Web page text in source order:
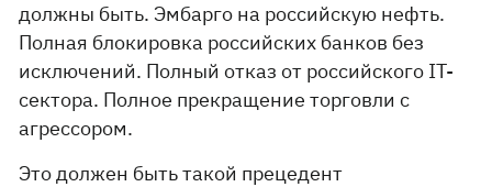
должны быть. Эмбарго на российскую нефть.
Полная блокировка российских банков без
исключений. Полный отказ от российского IT-
сектора. Полное прекращение торговли с
агрессором.
Это должен быть такой прецедент